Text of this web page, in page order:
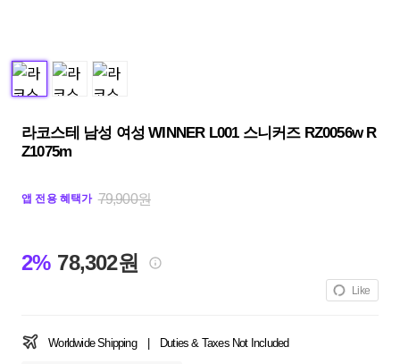
라코스테 남성 여성 WINNER L001 스니커즈 RZ0056w R
Z1075m
앱 전용 혜택가 79,900원
2% 78,302원
Like
Worldwide Shipping Duties & Taxes Not Included